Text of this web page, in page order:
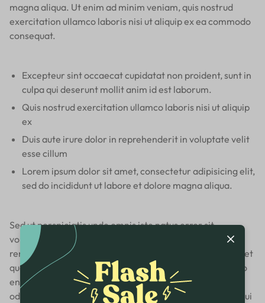
magna aliqua. Ut enim ad minim veniam, quis nostrud
exercitation ullamco laboris nisi ut aliquip ex ea commodo
consequat.
Excepteur sint occaecat cupidatat non proident, sunt in
culpa qui deserunt mollit anim id est laborum.
Quis nostrud exercitation ullamco laboris nisi ut aliquip
ex
Duis aute irure dolor in reprehenderit in voluptate velit
esse cillum
Lorem ipsum dolor sit amet, consectetur adipisicing elit,
sed do incididunt ut labore et dolore magna aliqua.
Sed ut perspiciatis unde omnis iste natus error sit
voluptatem accusantium doloremque laudantium, totam
rem aperiam, eaque ipsa quae ab illo inventore veritatis et
quasi architecto beatae vitae dicta sunt explicabo. Nemo
enim ipsam voluptatem quia voluptas sit aspernatur aut
odit aut fugit, sed quia consequuntur magni dolores eos qui